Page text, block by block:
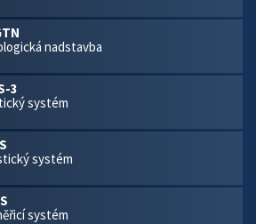
nadstavba
3
systém
systém
systém